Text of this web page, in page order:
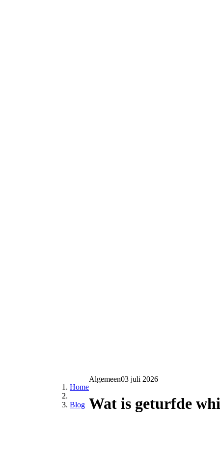
Home
Blog
Algemeen03 juli 2026
Wat is geturfde